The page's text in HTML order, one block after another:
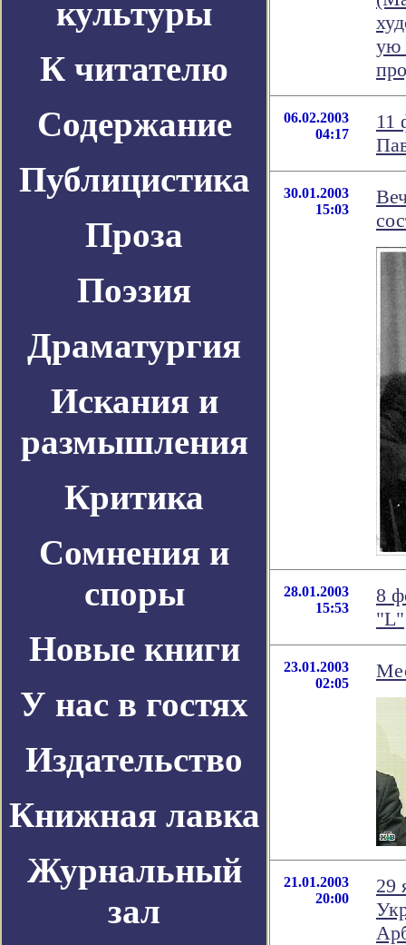
культуры
К читателю
Содержание
Публицистика
Проза
Поэзия
Драматургия
Искания и
размышления
Критика
Сомнения и
споры
Новые книги
У нас в гостях
Издательство
Книжная лавка
Журнальный
зал
ую
06.02.2003
04:17
11
30.01.2003
15:03
28.01.2003
15:53
8
"L"
23.01.2003
02:05
21.01.2003
20:00
29